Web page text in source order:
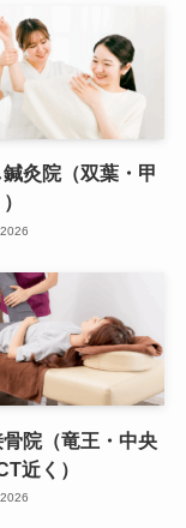
灸院（双葉・甲
院（竜王・中央
近く）